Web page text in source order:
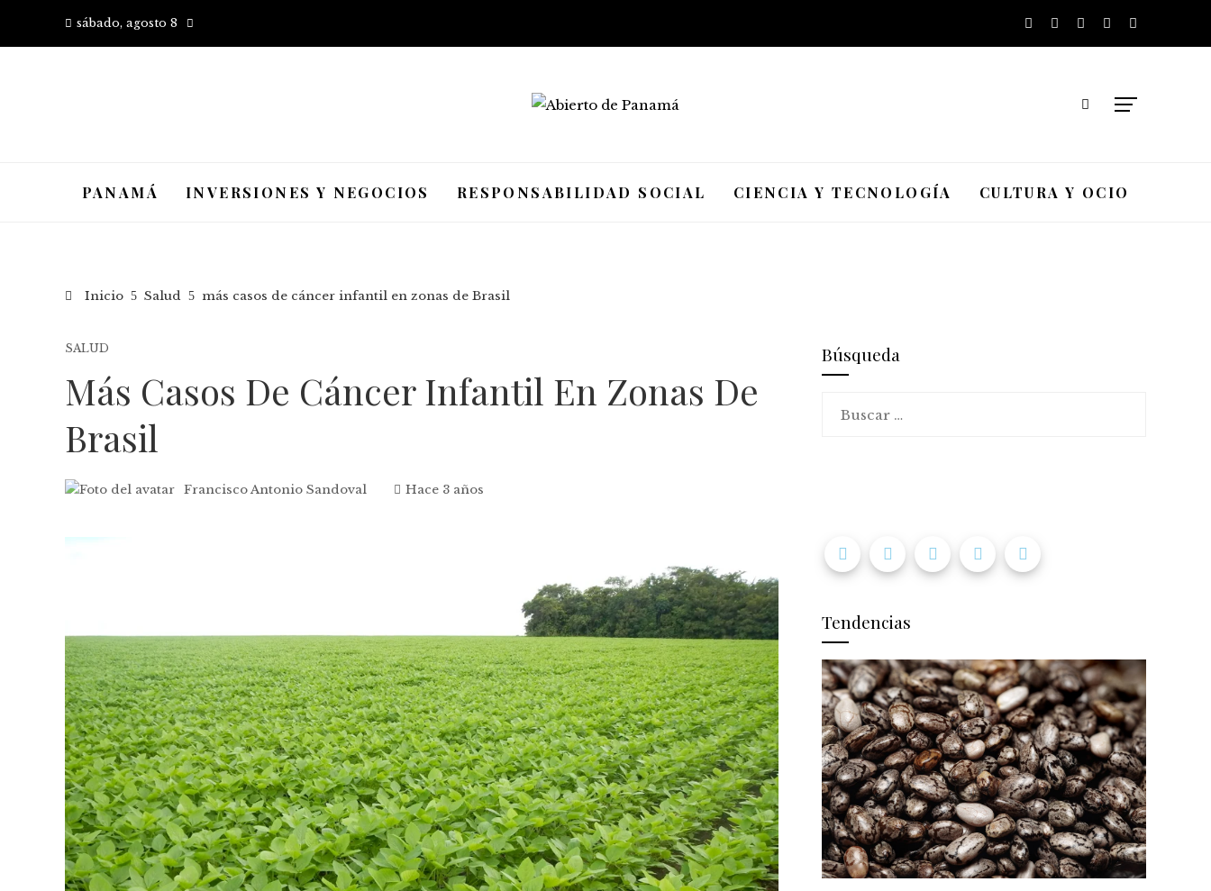
sábado, agosto 8
PANAMÁ INVERSIONES Y NEGOCIOS RESPONSABILIDAD SOCIAL CIENCIA Y TECNOLOGÍA CULTURA Y OCIO
Inicio Salud más casos de cáncer infantil en zonas de Brasil
SALUD
Más Casos De Cáncer Infantil En Zonas De
Brasil
Francisco Antonio Sandoval Hace 3 años
Búsqueda
Tendencias